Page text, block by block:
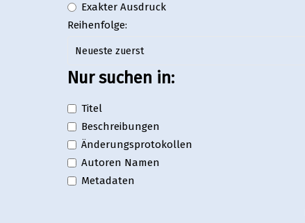
Exakter Ausdruck
Reihenfolge:
Nur suchen in:
Titel
Beschreibungen
Änderungsprotokollen
Autoren Namen
Metadaten